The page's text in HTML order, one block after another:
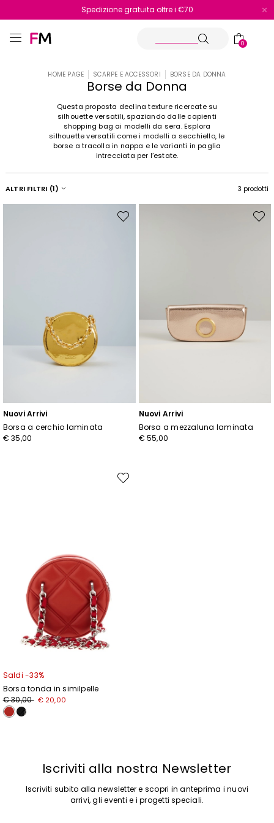
Reso facile e veloce
Spedizione gratuita oltre i €70
0
HOME PAGE SCARPE E ACCESSORI BORSE DA DONNA
Borse da Donna
Questa proposta declina texture ricercate su
silhouette versatili, spaziando dalle capienti
shopping bag ai modelli da sera. Esplora
silhouette versatili come i modelli a secchiello, le
borse a tracolla in nappa e le varianti in paglia
intrecciata per l’estate.
ALTRI FILTRI (1) 3 prodotti
Nuovi Arrivi
Borsa a cerchio laminata
€ 35,00
Sposta
Nuovi Arrivi
Borsa a mezzaluna laminata
€ 55,00
Saldi -33%
Borsa tonda in similpelle
Prezzo
originale
€
€ 30,00 Nuovo
prezzo
€ 20,00
Sposta
Iscriviti alla nostra Newsletter
Iscriviti subito alla newsletter e scopri in anteprima i nuovi
arrivi, gli eventi e i progetti speciali.